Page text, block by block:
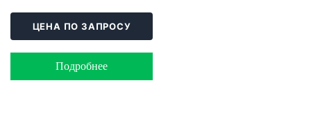
ЦЕНА ПО ЗАПРОСУ
Подробнее